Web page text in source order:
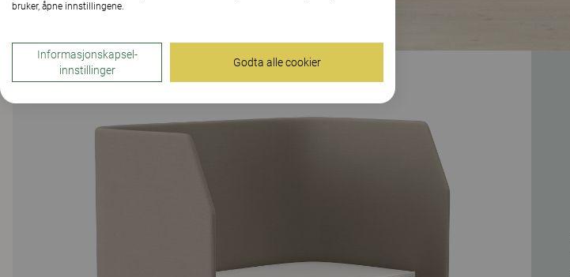
bruker, åpne innstillingene.
Informasjonskapsel-
innstillinger
Godta alle cookier